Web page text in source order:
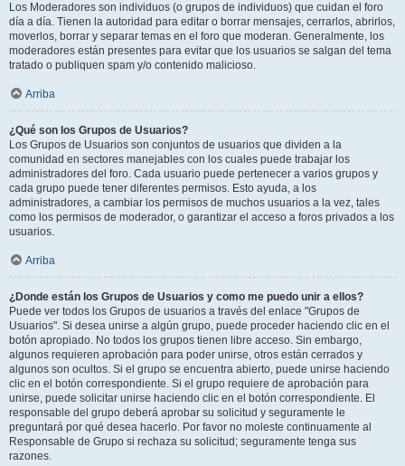
Los Moderadores son individuos (o grupos de individuos) que cuidan el foro
día a día. Tienen la autoridad para editar o borrar mensajes, cerrarlos, abrirlos,
moverlos, borrar y separar temas en el foro que moderan. Generalmente, los
moderadores están presentes para evitar que los usuarios se salgan del tema
tratado o publiquen spam y/o contenido malicioso.
Arriba
¿Qué son los Grupos de Usuarios?
Los Grupos de Usuarios son conjuntos de usuarios que dividen a la
comunidad en sectores manejables con los cuales puede trabajar los
administradores del foro. Cada usuario puede pertenecer a varios grupos y
cada grupo puede tener diferentes permisos. Esto ayuda, a los
administradores, a cambiar los permisos de muchos usuarios a la vez, tales
como los permisos de moderador, o garantizar el acceso a foros privados a los
usuarios.
Arriba
¿Donde están los Grupos de Usuarios y como me puedo unir a ellos?
Puede ver todos los Grupos de usuarios a través del enlace "Grupos de
Usuarios". Si desea unirse a algún grupo, puede proceder haciendo clic en el
botón apropiado. No todos los grupos tienen libre acceso. Sin embargo,
algunos requieren aprobación para poder unirse, otros están cerrados y
algunos son ocultos. Si el grupo se encuentra abierto, puede unirse haciendo
clic en el botón correspondiente. Si el grupo requiere de aprobación para
unirse, puede solicitar unirse haciendo clic en el botón correspondiente. El
responsable del grupo deberá aprobar su solicitud y seguramente le
preguntará por qué desea hacerlo. Por favor no moleste continuamente al
Responsable de Grupo si rechaza su solicitud; seguramente tenga sus
razones.